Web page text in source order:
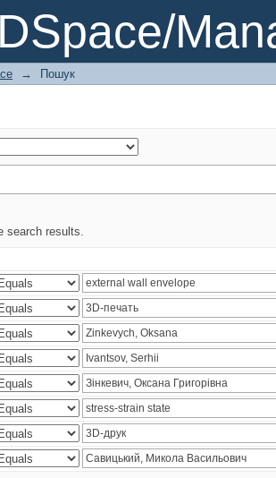
→ Пошук
search results.